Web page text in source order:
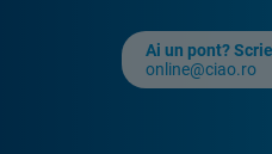
Ai un pont?
online@ciao.ro